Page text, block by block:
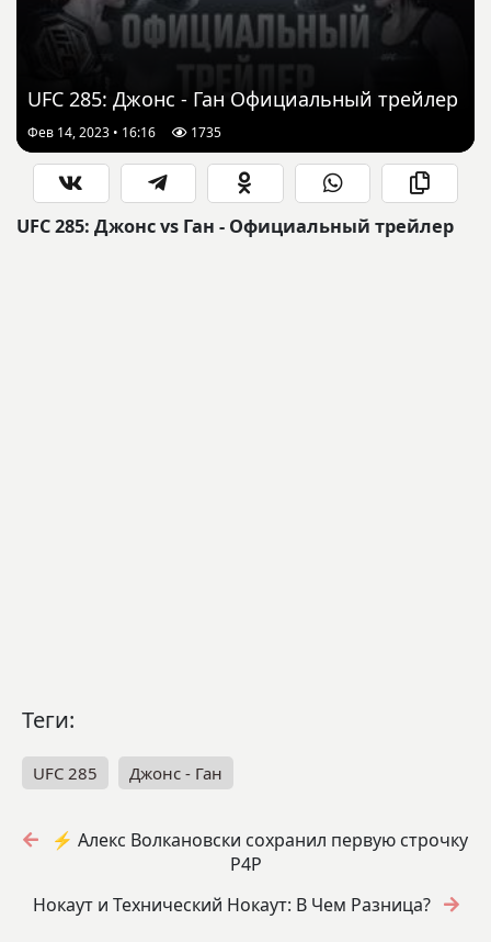
UFC 285: Джонс - Ган Официальный трейлер
Фев 14, 2023 • 16:16 1735
UFC 285: Джонс vs Ган - Официальный трейлер
Теги:
UFC 285 Джонс - Ган
⚡️ Алекс Волкановски сохранил первую строчку
P4P
Нокаут и Технический Нокаут: В Чем Разница?